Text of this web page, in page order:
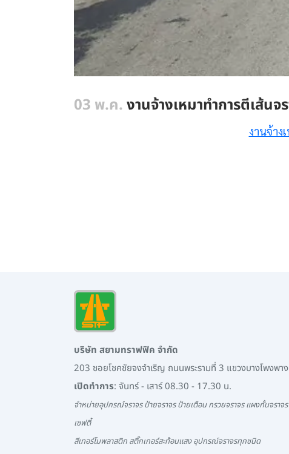
03 พ.ค.งานจ้างเหมาทำการตีเส้น
งานจ้าง
บริษัท สยามทราฟฟิค จำกัด
203 ซอยโชคชัยจงจำเริญ ถนนพระรามที่ 3 แขวงบางโพงพา
เปิดทำการ: จันทร์ - เสาร์ 08.30 - 17.30 น.
จำหน่ายอุปกรณ์จราจร ป้ายจราจร ป้ายเตือน กรวยจราจร แผงกั้นจราจ
เซฟตี้
สีเทอร์โมพลาสติก สติ๊กเกอร์สะท้อนแสง อุปกรณ์จราจรทุกชนิด